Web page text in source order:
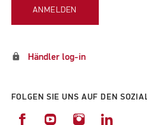
ANMELDEN
lock Händler log-in
FOLGEN SIE UNS AUF DEN